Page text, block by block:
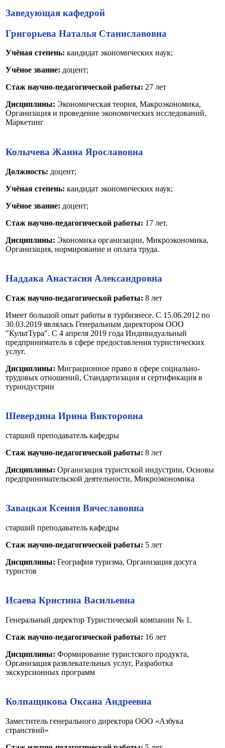
Заведующая кафедрой
Григорьева Наталья Станиславовна
Учёная степень: кандидат экономических наук;
Учёное звание: доцент;
Стаж научно-педагогической работы: 27 лет
Дисциплины: Экономическая теория, Макроэкономика,
Организация и проведение экономических исследований,
Маркетинг
Колычева Жанна Ярославовна
Должность: доцент;
Учёная степень: кандидат экономических наук;
Учёное звание: доцент;
Стаж научно-педагогической работы: 17 лет.
Дисциплины: Экономика организации, Микроэкономика,
Организация, нормирование и оплата труда.
Наддака Анастасия Александровна
Стаж научно-педагогической работы: 8 лет
Имеет большой опыт работы в турбизнесе. С 15.06.2012 по
30.03.2019 являлась Генеральным директором ООО
"КультТура". С 4 апреля 2019 года Индивидуальный
предприниматель в сфере предоставления туристических
услуг.
Дисциплины: Миграционное право в сфере социально-
трудовых отношений, Стандартизация и сертификация в
туриндустрии
Шевердина Ирина Викторовна
старший преподаватель кафедры
Стаж научно-педагогической работы: 8 лет
Дисциплины: Организация туристской индустрии, Основы
предпринимательской деятельности, Микроэкономика
Завацкая Ксения Вячеславовна
старший преподаватель кафедры
Стаж научно-педагогической работы: 5 лет
Дисциплины: География туризма, Организация досуга
туристов
Исаева Кристина Васильевна
Генеральный директор Туристической компании № 1.
Стаж научно-педагогической работы: 16 лет
Дисциплины: Формирование туристского продукта,
Организация развлекательных услуг, Разработка
экскурсионных программ
Колпащикова Оксана Андреевна
Заместитель генерального директора ООО «Азбука
странствий»